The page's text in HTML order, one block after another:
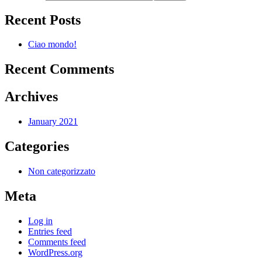
Recent Posts
Ciao mondo!
Recent Comments
Archives
January 2021
Categories
Non categorizzato
Meta
Log in
Entries feed
Comments feed
WordPress.org